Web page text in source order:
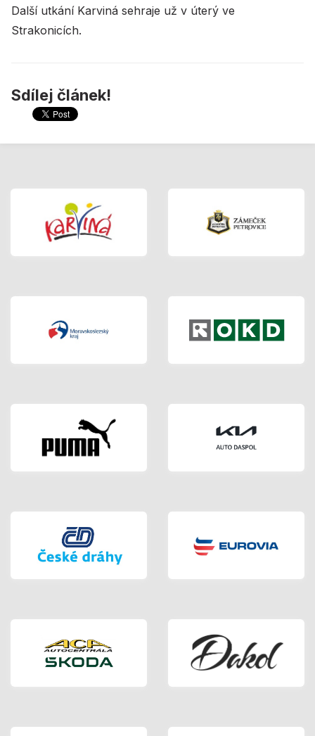
Další utkání Karviná sehraje už v úterý ve
Strakonicích.
Sdílej článek!